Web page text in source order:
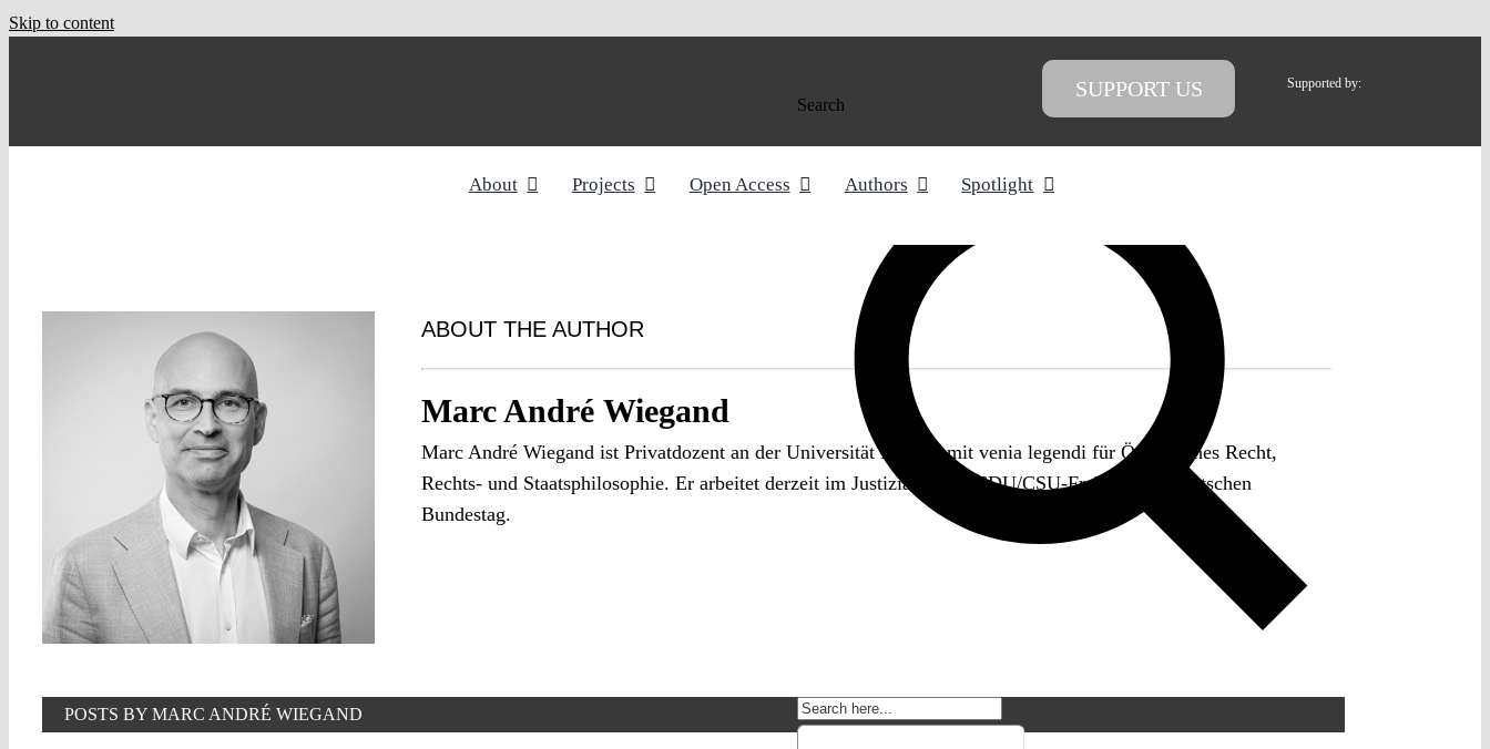
Skip to content
Search
SUPPORT US Supported by:
About Projects Open Access Authors Spotlight
ABOUT THE AUTHOR
Marc André Wiegand
Marc André Wiegand ist Privatdozent an der Universität Leipzig mit venia legendi für Öffentliches Recht,
Rechts- und Staatsphilosophie. Er arbeitet derzeit im Justiziariat der CDU/CSU-Fraktion im Deutschen
Bundestag.
POSTS BY MARC ANDRÉ WIEGAND